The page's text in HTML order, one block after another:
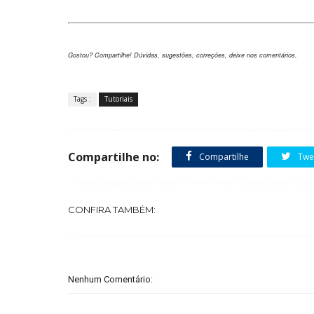
Gostou? Compartilhe! Dúvidas, sugestões, correções, deixe nos comentários.
Tags : Tutoriais
Compartilhe no: Compartilhe
CONFIRA TAMBÉM:
Nenhum Comentário: